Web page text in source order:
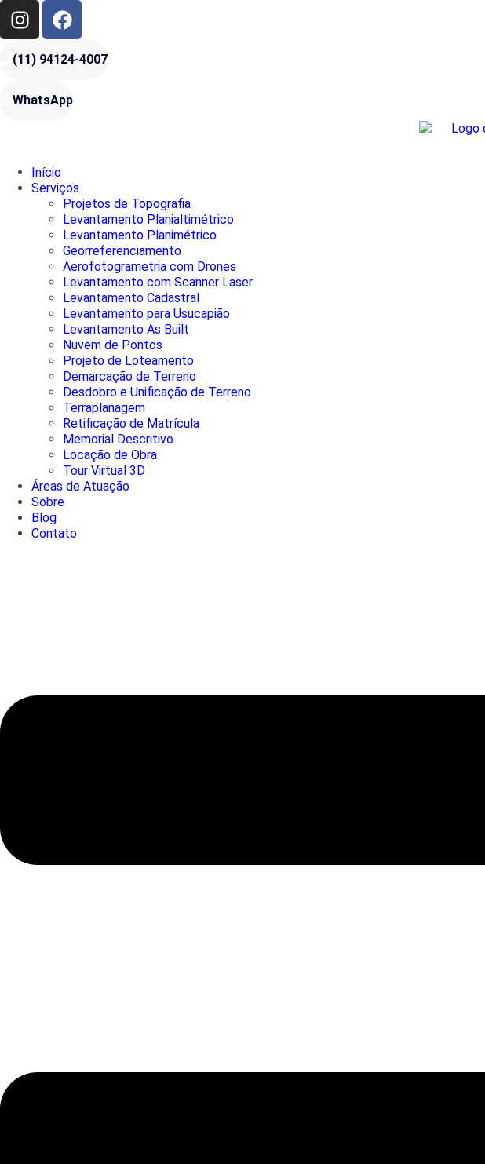
(11) 94124-4007
WhatsApp
Início
Serviços
Projetos de Topografia
Levantamento Planialtimétrico
Levantamento Planimétrico
Georreferenciamento
Aerofotogrametria com Drones
Levantamento com Scanner Laser
Levantamento Cadastral
Levantamento para Usucapião
Levantamento As Built
Nuvem de Pontos
Projeto de Loteamento
Demarcação de Terreno
Desdobro e Unificação de Terreno
Terraplanagem
Retificação de Matrícula
Memorial Descritivo
Locação de Obra
Tour Virtual 3D
Áreas de Atuação
Sobre
Blog
Contato